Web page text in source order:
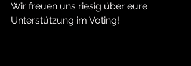
Wir freuen uns riesig über eure
Unterstützung im Voting!